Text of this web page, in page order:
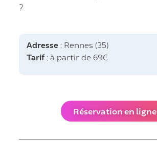
?
Adresse : Rennes (35)
Tarif: à partir de 69€
Réservation en ligne